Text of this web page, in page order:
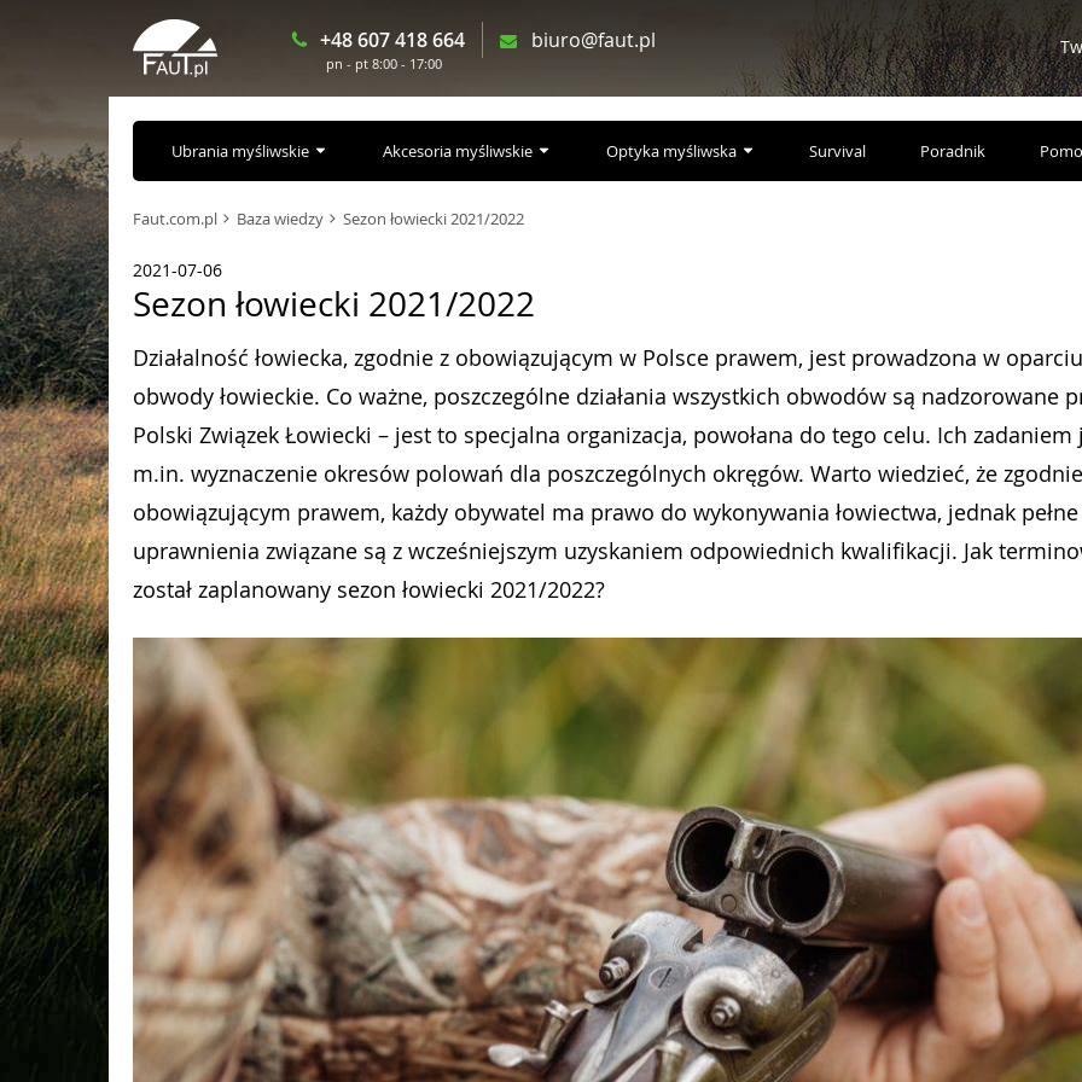
+48 607 418 664
pn - pt 8:00 - 17:00
biuro@faut.pl
Ubrania myśliwskie Akcesoria myśliwskie Optyka myśliwska Survival Poradnik
Faut.com.pl Baza wiedzy Sezon łowiecki 2021/2022
2021-07-06
Sezon łowiecki 2021/2022
Działalność łowiecka, zgodnie z obowiązującym w Polsce prawem, jest prowadzona w
obwody łowieckie. Co ważne, poszczególne działania wszystkich obwodów są nadzorowane
Polski Związek Łowiecki – jest to specjalna organizacja, powołana do tego celu. Ich zadaniem
m.in. wyznaczenie okresów polowań dla poszczególnych okręgów. Warto wiedzieć, że
obowiązującym prawem, każdy obywatel ma prawo do wykonywania łowiectwa, jednak pełne
uprawnienia związane są z wcześniejszym uzyskaniem odpowiednich kwalifikacji. Jak
został zaplanowany sezon łowiecki 2021/2022?